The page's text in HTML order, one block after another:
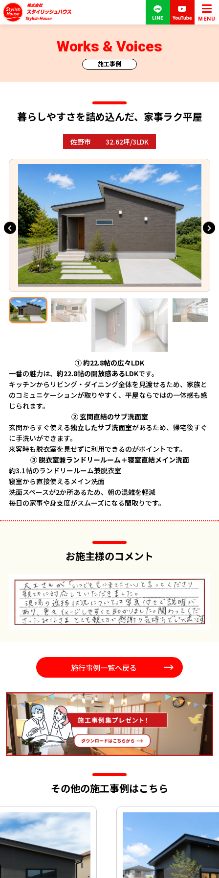
MENU
施工事例
Works & Voices
暮らしやすさを詰め込んだ、家事ラク平屋
佐野市 32.62坪/3LDK
① 約22.8帖の広々LDK
一番の魅力は、 約22.8帖の開放感あるLDKです。
キッチンからリビング・ダイニング全体を見渡せるため、家族と
のコミュニケーションが取りやすく、平屋ならではの一体感も感
じられます。
② 玄関直結のサブ洗面室
玄関からすぐ使える独立したサブ洗面室があるため、帰宅後すぐ
に手洗いができます。
来客時も脱衣室を見せずに利用できるのがポイントです。
③ 脱衣室兼ランドリールーム＋寝室直結メイン洗面
約3.1帖のランドリールーム兼脱衣室
寝室から直接使えるメイン洗面
洗面スペースが2か所あるため、朝の混雑を軽減
毎日の家事や身支度がスムーズになる間取りです。
お施主様のコメント
施行事例一覧へ戻る
その他の施工事例はこちら